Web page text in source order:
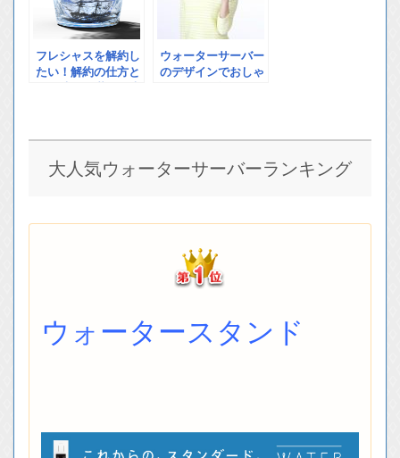
フレシャスを解約し
たい！解約の仕方と
ウォーターサーバー
のデザインでおしゃ
大人気ウォーターサーバーランキング
ウォータースタンド